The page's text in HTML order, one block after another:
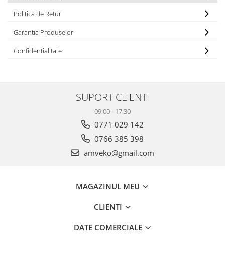
Politica de Retur
Garantia Produselor
Confidentialitate
SUPORT CLIENTI
09:00 - 17:30
0771 029 142
0766 385 398
amveko@gmail.com
MAGAZINUL MEU
CLIENTI
DATE COMERCIALE